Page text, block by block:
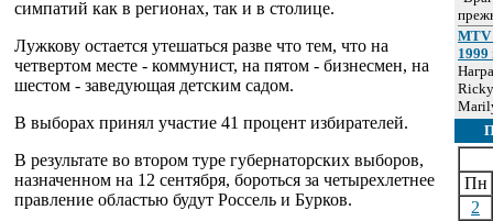
симпатий как в регионах, так и в столице.
Лужкову остается утешаться разве что тем, что на
четвертом месте - коммунист, на пятом - бизнесмен, на
шестом - заведующая детским садом.
В выборах принял участие 41 процент избирателей.
В результате во втором туре губернаторских выборов,
назначенном на 12 сентября, бороться за четырехлетнее
правление областью будут Россель и Бурков.
MTV
1999
Пн
2